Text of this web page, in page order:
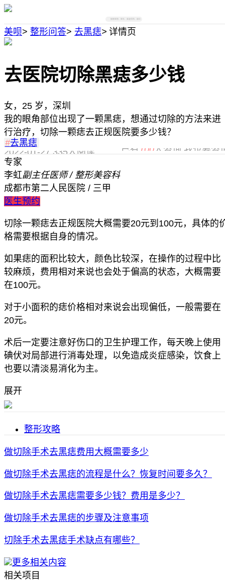
搜索医院、医生、美容项目、部位
美呗> 整形问答> 去黑痣> 详情页
去医院切除黑痣多少钱
女，25 岁，深圳
我的眼角部位出现了一颗黑痣，想通过切除的方法来进
行治疗，切除一颗痣去正规医院要多少钱？
#去黑痣
已有 100 人咨询,我也要咨
2022-01-27335人阅读
专家
李虹副主任医师 / 整形美容科
成都市第二人民医院 / 三甲
医生预约
切除一颗痣去正规医院大概需要20元到100元，具体的
格需要根据自身的情况。
如果痣的面积比较大，颜色比较深，在操作的过程中比
较麻烦，费用相对来说也会处于偏高的状态，大概需要
在100元。
对于小面积的痣价格相对来说会出现偏低，一般需要在
20元。
术后一定要注意好伤口的卫生护理工作，每天晚上使用
碘伏对局部进行消毒处理，以免造成炎症感染，饮食上
也要以清淡易消化为主。
展开
整形攻略
做切除手术去黑痣费用大概需要多少
做切除手术去黑痣的流程是什么？恢复时间要多久？
做切除手术去黑痣需要多少钱？费用是多少？
做切除手术去黑痣的步骤及注意事项
切除手术去黑痣手术缺点有哪些？
更多相关内容
相关项目